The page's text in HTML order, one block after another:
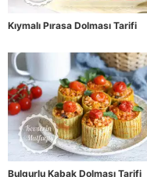
Kıymalı Pırasa Dolması Tarifi
Bulgurlu Kabak Dolması Tarifi